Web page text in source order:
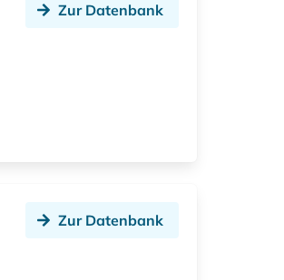
Zur Datenbank
Zur Datenbank